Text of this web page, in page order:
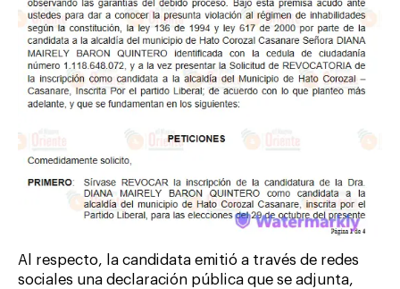
Al respecto, la candidata emitió a través de redes
sociales una declaración pública que se adjunta,